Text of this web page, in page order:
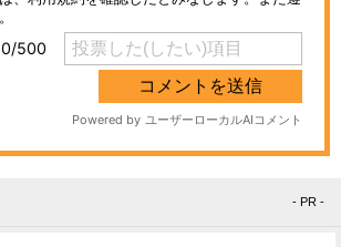
- PR -